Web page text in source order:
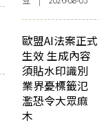
歐盟AI法案正式
生效 生成內容
須貼水印識別
業界憂標籤氾
濫恐令大眾麻
木